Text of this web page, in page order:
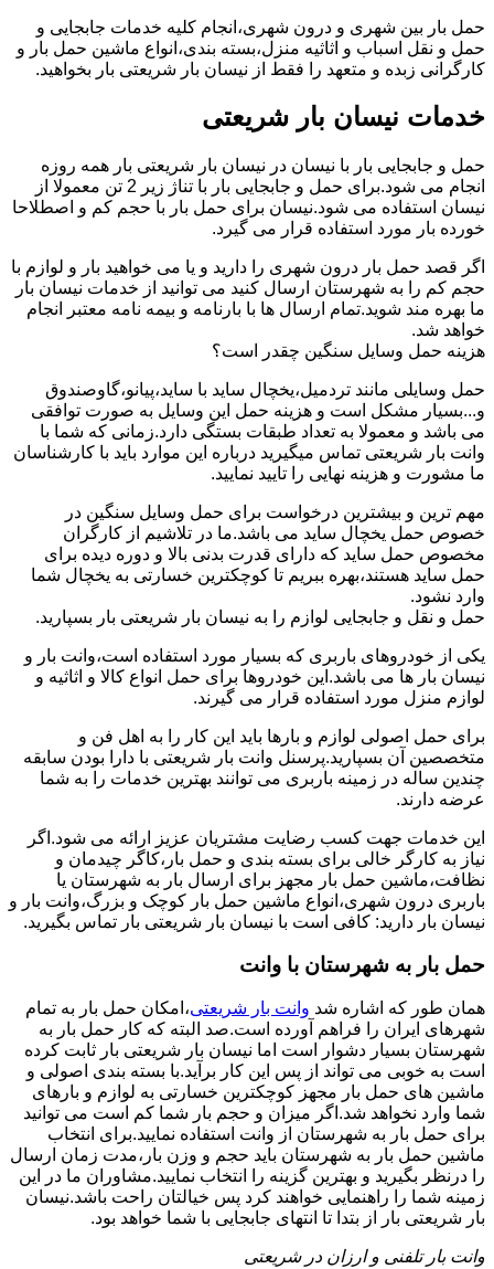
حمل بار بین شهری و درون شهری،انجام کلیه خدمات جابجایی و
حمل و نقل اسباب و اثاثیه منزل،بسته بندی،انواع ماشین حمل بار و
کارگرانی زبده و متعهد را فقط از نیسان بار شریعتی بار بخواهید.
خدمات نیسان بار شریعتی
حمل و جابجایی بار با نیسان در نیسان بار شریعتی بار همه روزه
انجام می شود.برای حمل و جابجایی بار با تناژ زیر 2 تن معمولا از
نیسان استفاده می شود.نیسان برای حمل بار با حجم کم و اصطلاحا
خورده بار مورد استفاده قرار می گیرد.
اگر قصد حمل بار درون شهری را دارید و یا می خواهید بار و لوازم با
حجم کم را به شهرستان ارسال کنید می توانید از خدمات نیسان بار
ما بهره مند شوید.تمام ارسال ها با بارنامه و بیمه نامه معتبر انجام
خواهد شد.
هزینه حمل وسایل سنگین چقدر است؟
حمل وسایلی مانند تردمیل،یخچال ساید با ساید،پیانو،گاوصندوق
و...بسیار مشکل است و هزینه حمل این وسایل به صورت توافقی
می باشد و معمولا به تعداد طبقات بستگی دارد.زمانی که شما با
وانت بار شریعتی تماس میگیرید درباره این موارد باید با کارشناسان
ما مشورت و هزینه نهایی را تایید نمایید.
مهم ترین و بیشترین درخواست برای حمل وسایل سنگین در
خصوص حمل یخچال ساید می باشد.ما در تلاشیم از کارگران
مخصوص حمل ساید که دارای قدرت بدنی بالا و دوره دیده برای
حمل ساید هستند،بهره ببریم تا کوچکترین خسارتی به یخچال شما
وارد نشود.
حمل و نقل و جابجایی لوازم را به نیسان بار شریعتی بار بسپارید.
یکی از خودروهای باربری که بسیار مورد استفاده است،وانت بار و
نیسان بار ها می باشد.این خودروها برای حمل انواع کالا و اثاثیه و
لوازم منزل مورد استفاده قرار می گیرند.
برای حمل اصولی لوازم و بارها باید این کار را به اهل فن و
متخصصین آن بسپارید.پرسنل وانت بار شریعتی با دارا بودن سابقه
چندین ساله در زمینه باربری می توانند بهترین خدمات را به شما
عرضه دارند.
این خدمات جهت کسب رضایت مشتریان عزیز ارائه می شود.اگر
نیاز به کارگر خالی برای بسته بندی و حمل بار،کاگر چیدمان و
نظافت،ماشین حمل بار مجهز برای ارسال بار به شهرستان یا
باربری درون شهری،انواع ماشین حمل بار کوچک و بزرگ،وانت بار و
نیسان بار دارید: کافی است با نیسان بار شریعتی بار تماس بگیرید.
حمل بار به شهرستان با وانت
همان طور که اشاره شد وانت بار شریعتی،امکان حمل بار به تمام
شهرهای ایران را فراهم آورده است.صد البته که کار حمل بار به
شهرستان بسیار دشوار است اما نیسان بار شریعتی بار ثابت کرده
است به خوبی می تواند از پس این کار برآید.با بسته بندی اصولی و
ماشین های حمل بار مجهز کوچکترین خسارتی به لوازم و بارهای
شما وارد نخواهد شد.اگر میزان و حجم بار شما کم است می توانید
برای حمل بار به شهرستان از وانت استفاده نمایید.برای انتخاب
ماشین حمل بار به شهرستان باید حجم و وزن بار،مدت زمان ارسال
را درنظر بگیرید و بهترین گزینه را انتخاب نمایید.مشاوران ما در این
زمینه شما را راهنمایی خواهند کرد پس خیالتان راحت باشد.نیسان
بار شریعتی بار از بتدا تا انتهای جابجایی با شما خواهد بود.
وانت بار تلفنی و ارزان در شریعتی